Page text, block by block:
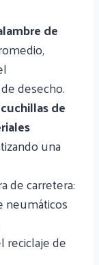
de
desecho.
de
una
de carretera:
neumáticos
reciclaje de